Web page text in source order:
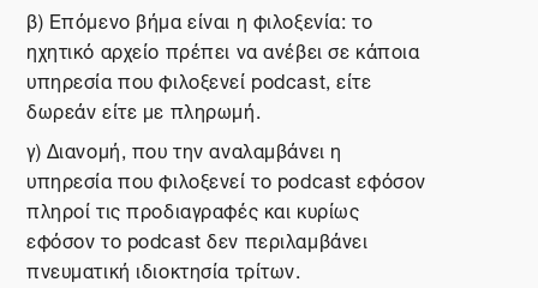
β) Επόμενο βήμα είναι η φιλοξενία: το
ηχητικό αρχείο πρέπει να ανέβει σε κάποια
υπηρεσία που φιλοξενεί podcast, είτε
δωρεάν είτε με πληρωμή.
γ) Διανομή, που την αναλαμβάνει η
υπηρεσία που φιλοξενεί το podcastεφόσον
πληροί τις προδιαγραφές και κυρίως
εφόσον το podcastδεν περιλαμβάνει
πνευματική ιδιοκτησία τρίτων.